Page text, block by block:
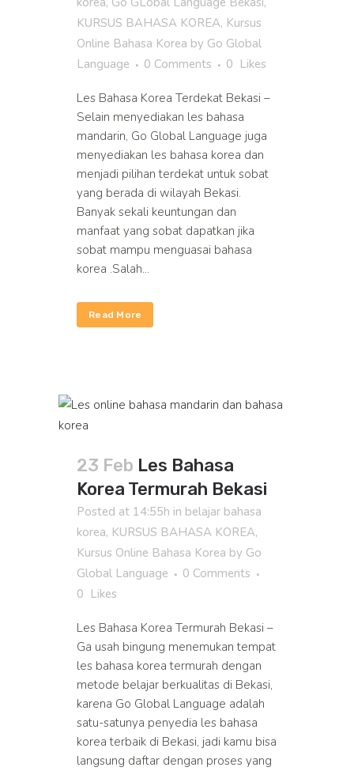
KURSUS BAHASA KOREA, Kursus
Online Bahasa Korea by Go Global
Language
0 Comments 0 Likes
Les Bahasa Korea Terdekat Bekasi –
Selain menyediakan les bahasa
mandarin, Go Global Language juga
menyediakan les bahasa korea dan
menjadi pilihan terdekat untuk sobat
yang berada di wilayah Bekasi.
Banyak sekali keuntungan dan
manfaat yang sobat dapatkan jika
sobat mampu menguasai bahasa
korea .Salah...
Read More
23 Feb Les Bahasa
Korea Termurah Bekasi
Posted at 14:55h in belajar bahasa
korea, KURSUS BAHASA KOREA,
Kursus Online Bahasa Korea by Go
Global Language
0 Comments
0 Likes
Les Bahasa Korea Termurah Bekasi –
Ga usah bingung menemukan tempat
les bahasa korea termurah dengan
metode belajar berkualitas di Bekasi,
karena Go Global Language adalah
satu-satunya penyedia les bahasa
korea terbaik di Bekasi, jadi kamu bisa
langsung daftar dengan proses yang